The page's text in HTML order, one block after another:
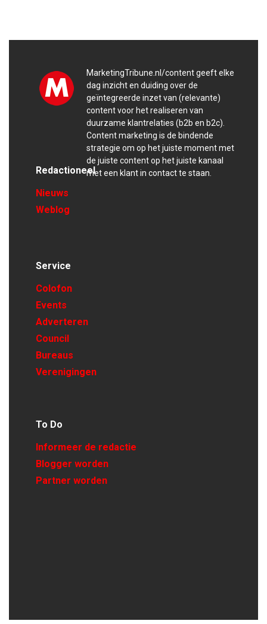
MarketingTribune.nl/content geeft elke
dag inzicht en duiding over de
geïntegreerde inzet van (relevante)
content voor het realiseren van
duurzame klantrelaties (b2b en b2c).
Content marketing is de bindende
strategie om op het juiste moment met
de juiste content op het juiste kanaal
met een klant in contact te staan.
Redactioneel
Nieuws
Weblog
Service
Colofon
Events
Adverteren
Council
Bureaus
Verenigingen
To Do
Informeer de redactie
Blogger worden
Partner worden